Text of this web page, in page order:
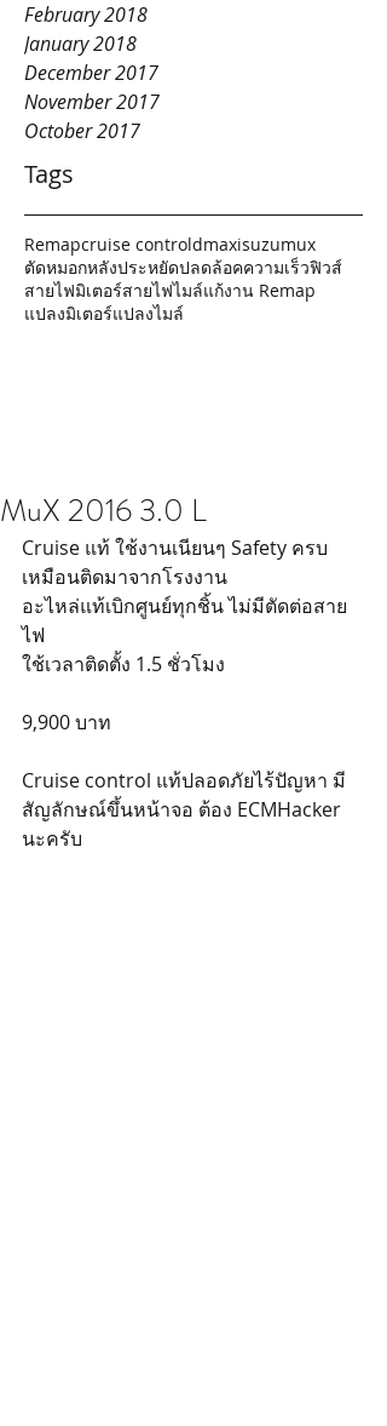
February 2018
January 2018
December 2017
November 2017
October 2017
Tags
Remapcruise controldmaxisuzumux
ตัดหมอกหลังประหยัดปลดล้อคความเร็วฟิวส์
สายไฟมิเตอร์สายไฟไมล์แก้งาน Remap
แปลงมิเตอร์แปลงไมล์
MuX 2016 3.0 L
Cruise แท้ ใช้งานเนียนๆ Safety ครบ
เหมือนติดมาจากโรงงาน
อะไหล่แท้เบิกศูนย์ทุกชิ้น ไม่มีตัดต่อสาย
ไฟ
ใช้เวลาติดตั้ง 1.5 ชั่วโมง
9,900 บาท
Cruise control แท้ปลอดภัยไร้ปัญหา มี
สัญลักษณ์ขึ้นหน้าจอ ต้อง ECMHacker
นะครับ